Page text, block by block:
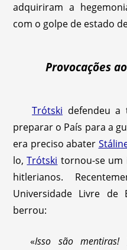
adquiriram a
com o golpe de estado
Provocações
Trótski defendeu a
preparar o País para a
era preciso abater
lo,Trótski tornou-se um
hitlerianos.
Universidade Livre de
berrou:
«Isso são mentiras!